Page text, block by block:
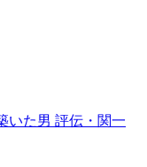
いた男 評伝・関一